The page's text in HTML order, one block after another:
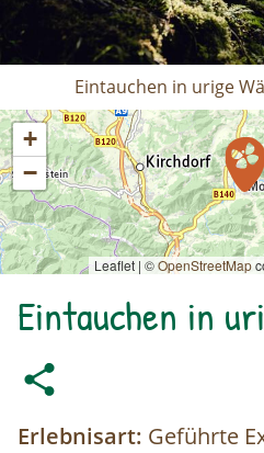
Eintauchen in urige
+
−
Leaflet | ©OpenStreetMap
Eintauchen in
Erlebnisart: Geführte